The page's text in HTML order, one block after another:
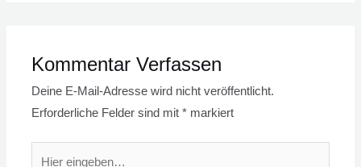
Kommentar Verfassen
Deine E-Mail-Adresse wird nicht veröffentlicht.
Erforderliche Felder sind mit* markiert